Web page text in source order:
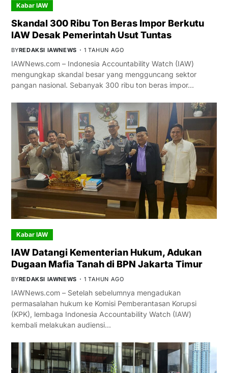
Kabar IAW
Skandal 300 Ribu Ton Beras Impor Berkutu
IAW Desak Pemerintah Usut Tuntas
BYREDAKSI IAWNEWS 1 TAHUN AGO
IAWNews.com – Indonesia Accountability Watch (IAW)
mengungkap skandal besar yang mengguncang sektor
pangan nasional. Sebanyak 300 ribu ton beras impor…
Kabar IAW
IAW Datangi Kementerian Hukum, Adukan
Dugaan Mafia Tanah di BPN Jakarta Timur
BYREDAKSI IAWNEWS 1 TAHUN AGO
IAWNews.com – Setelah sebelumnya mengadukan
permasalahan hukum ke Komisi Pemberantasan Korupsi
(KPK), lembaga Indonesia Accountability Watch (IAW)
kembali melakukan audiensi…